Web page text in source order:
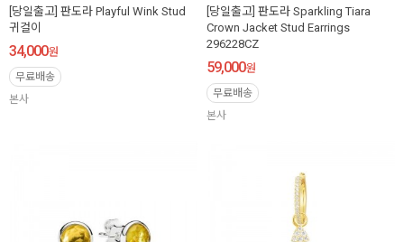
[당일출고] 판도라 Playful Wink Stud
귀걸이
34,000원
무료배송
본사
[당일출고] 판도라 Sparkling Tiara
Crown Jacket Stud Earrings
296228CZ
59,000원
무료배송
본사